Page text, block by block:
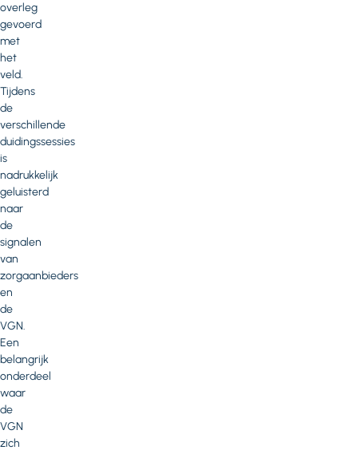
overleg
gevoerd
met
het
veld.
Tijdens
de
verschillende
duidingssessies
is
nadrukkelijk
geluisterd
naar
de
signalen
van
zorgaanbieders
en
de
VGN.
Een
belangrijk
onderdeel
waar
de
VGN
zich